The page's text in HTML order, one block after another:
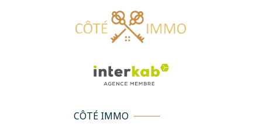
CÔTÉ IMMO